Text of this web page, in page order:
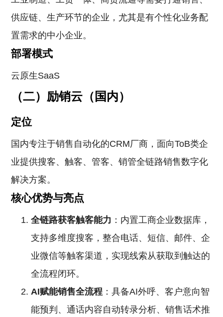
供应链、生产环节的企业，尤其是有个性化业务配
置需求的中小企业。
部署模式
云原生SaaS
（二）励销云（国内）
定位
国内专注于销售自动化的CRM厂商，面向ToB类企
业提供搜客、触客、管客、销管全链路销售数字化
解决方案。
核心优势与亮点
全链路获客触客能力 ：内置工商企业数据库，
支持多维度搜客，整合电话、短信、邮件、企
业微信等触客渠道，实现线索从获取到触达的
全流程闭环。
AI赋能销售全流程 ：具备AI外呼、客户意向智
能预判、通话内容自动转录分析、销售话术推